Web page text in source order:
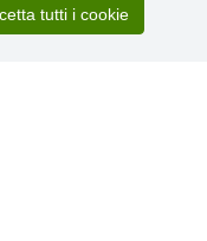
tutti i cookie